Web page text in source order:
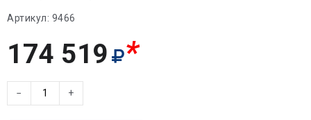
Артикул: 9466
174 519 *
− +